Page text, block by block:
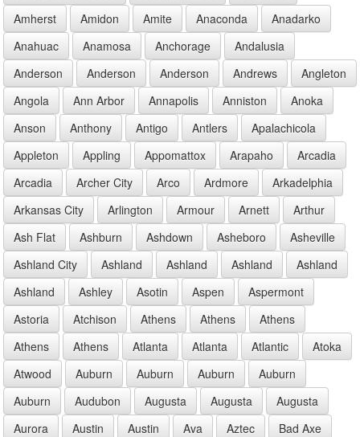
Amherst
Amidon Amite Anaconda
Anadarko
Anahuac
Anamosa Anchorage
Andalusia
Anderson
Anderson Anderson Andrews
Angleton
Angola
Ann Arbor Annapolis Anniston
Anoka
Anson
Anthony Antigo Antlers
Apalachicola
Appleton
Appling Appomattox Arapaho
Arcadia
Arcadia
Archer City Arco Ardmore
Arkadelphia
Arkansas City
Arlington Armour Arnett
Arthur
Ash Flat
Ashburn Ashdown Asheboro
Asheville
Ashland City
Ashland Ashland Ashland
Ashland
Ashland
Ashley Asotin Aspen
Aspermont
Astoria
Atchison Athens Athens
Athens
Athens
Athens Atlanta Atlanta Atlantic
Atoka
Atwood
Auburn Auburn Auburn
Auburn
Auburn
Audubon Augusta Augusta
Augusta
Aurora
Austin Austin Ava Aztec
Bad Axe